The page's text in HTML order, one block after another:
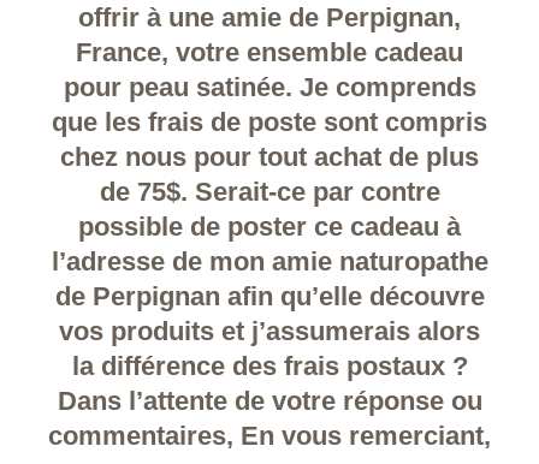
offrir à une amie de Perpignan,
France, votre ensemble cadeau
pour peau satinée. Je comprends
que les frais de poste sont compris
chez nous pour tout achat de plus
de 75$. Serait-ce par contre
possible de poster ce cadeau à
l’adresse de mon amie naturopathe
de Perpignan afin qu’elle découvre
vos produits et j’assumerais alors
la différence des frais postaux ?
Dans l’attente de votre réponse ou
commentaires, En vous remerciant,